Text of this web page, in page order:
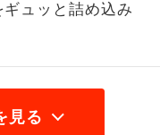
ュッと詰め込み
見る
追加料金がかからない